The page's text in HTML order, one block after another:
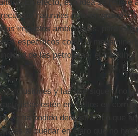
En efecto, esa idea se refiere
naturales pero en grandes
impactos ambientales, para
específicos como la
de las petroleras, el fracking,
y las que siguen, no
estén envueltos en
se ha podido demostrar. Lo que
al quedar en claro que no hay